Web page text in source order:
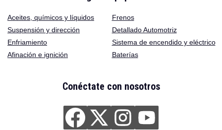
Aceites, químicos y líquidos
Frenos
Suspensión y dirección
Detallado Automotriz
Enfriamiento
Sistema de encendido y eléctrico
Afinación e ignición
Baterías
Conéctate con nosotros